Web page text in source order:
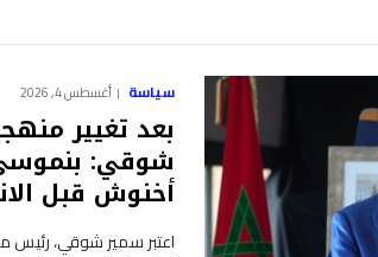
سياسة أغسطس 4, 2026
بعد تغيير
شوقي:
أخنوش قبل
اعتبر سمير شوقي، رئيس